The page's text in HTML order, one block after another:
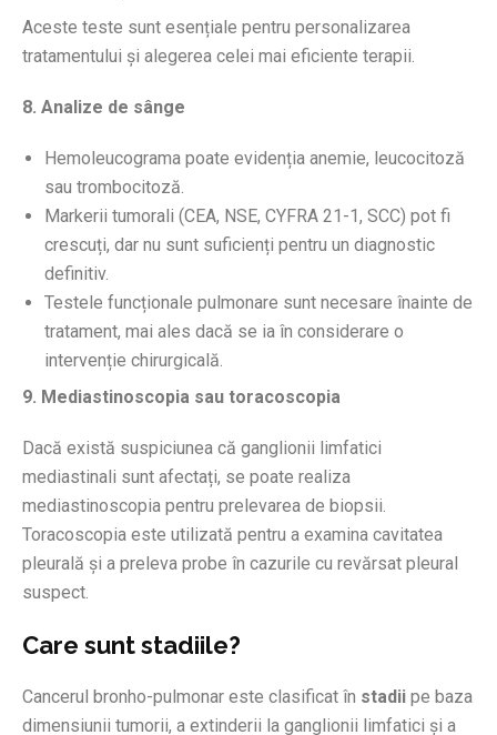
Aceste teste sunt esențiale pentru personalizarea
tratamentului și alegerea celei mai eficiente terapii.
8. Analize de sânge
Hemoleucograma poate evidenția anemie, leucocitoză
sau trombocitoză.
Markerii tumorali (CEA, NSE, CYFRA 21-1, SCC) pot fi
crescuți, dar nu sunt suficienți pentru un diagnostic
definitiv.
Testele funcționale pulmonare sunt necesare înainte de
tratament, mai ales dacă se ia în considerare o
intervenție chirurgicală.
9. Mediastinoscopia sau toracoscopia
Dacă există suspiciunea că ganglionii limfatici
mediastinali sunt afectați, se poate realiza
mediastinoscopia pentru prelevarea de biopsii.
Toracoscopia este utilizată pentru a examina cavitatea
pleurală și a preleva probe în cazurile cu revărsat pleural
suspect.
Care sunt stadiile?
Cancerul bronho-pulmonar este clasificat în stadii pe baza
dimensiunii tumorii, a extinderii la ganglionii limfatici și a